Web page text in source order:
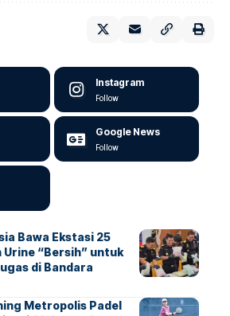
Instagram
Follow
Google News
Follow
Bawa Ekstasi 25
Urine “Bersih” untuk
di Bandara
Metropolis Padel